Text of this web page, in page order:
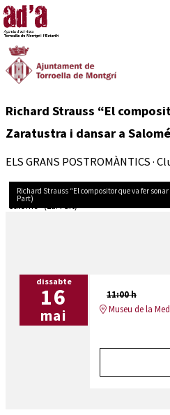
Richard Strauss “El
Zaratustra i dansar a
ELS GRANS POSTROMÀNTICS ·
Richard Strauss “El compositor que va fer
Part)
dissabte
16
mai
11:00 h
Museu de la